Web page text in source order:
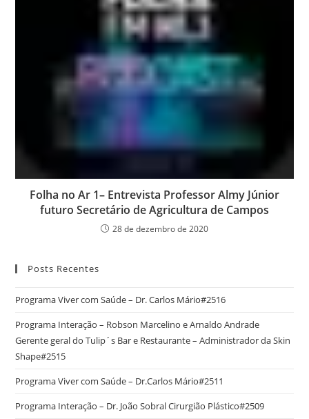
Folha no Ar 1– Entrevista Professor Almy Júnior
futuro Secretário de Agricultura de Campos
28 de dezembro de 2020
Posts Recentes
Programa Viver com Saúde – Dr. Carlos Mário#2516
Programa Interação – Robson Marcelino e Arnaldo Andrade
Gerente geral do Tulip´s Bar e Restaurante – Administrador da Skin
Shape#2515
Programa Viver com Saúde – Dr.Carlos Mário#2511
Programa Interação – Dr. João Sobral Cirurgião Plástico#2509